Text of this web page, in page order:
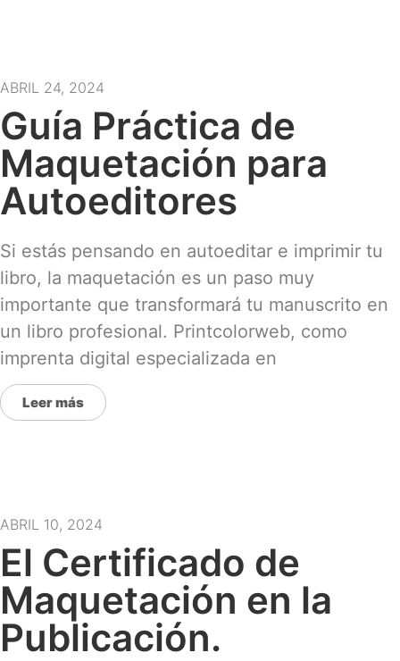
ABRIL 24, 2024
Guía Práctica de
Maquetación para
Autoeditores
Si estás pensando en autoeditar e imprimir tu
libro, la maquetación es un paso muy
importante que transformará tu manuscrito en
un libro profesional. Printcolorweb, como
imprenta digital especializada en
Leer más
ABRIL 10, 2024
El Certificado de
Maquetación en la
Publicación.